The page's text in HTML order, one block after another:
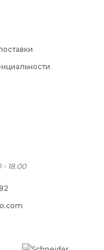
18.00